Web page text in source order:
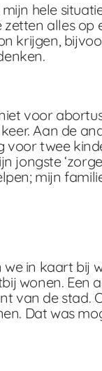
hele
alles op
krijgen,
voor
Aan de
twee
jongste
mijn
in kaart bij
wonen.
van de stad.
Dat was